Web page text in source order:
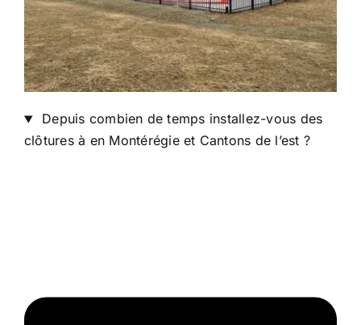
Depuis combien de temps installez-vous des
clôtures à en Montérégie et Cantons de l’est ?